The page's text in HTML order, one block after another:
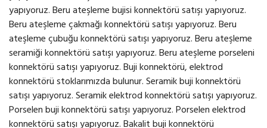
yapıyoruz. Beru ateşleme bujisi konnektörü satışı yapıyoruz.
Beru ateşleme çakmağı konnektörü satışı yapıyoruz. Beru
ateşleme çubuğu konnektörü satışı yapıyoruz. Beru ateşleme
seramiği konnektörü satışı yapıyoruz. Beru ateşleme porseleni
konnektörü satışı yapıyoruz. Buji konnektörü, elektrod
konnektörü stoklarımızda bulunur. Seramik buji konnektörü
satışı yapıyoruz. Seramik elektrod konnektörü satışı yapıyoruz.
Porselen buji konnektörü satışı yapıyoruz. Porselen elektrod
konnektörü satışı yapıyoruz. Bakalit buji konnektörü